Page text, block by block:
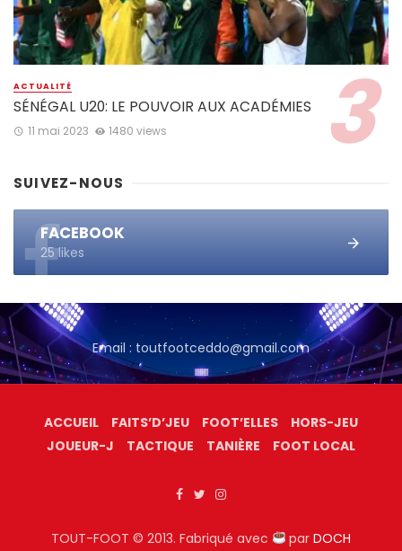
ACTUALITÉ
SÉNÉGAL U20: LE POUVOIR AUX ACADÉMIES
11 mai 2023 1480 views
SUIVEZ-NOUS
FACEBOOK
25 likes
Email : toutfootceddo@gmail.com
ACCUEIL FAITS’D’JEU FOOT’ELLES
HORS-JEU
JOUEUR-J
TACTIQUE TANIÈRE FOOT LOCAL
TOUT-FOOT © 2013. Fabriqué avec parDOCH